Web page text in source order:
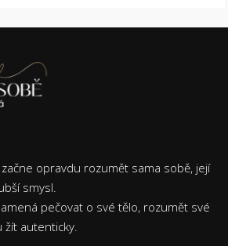
opravdu rozumět sama sobě, její
smysl.
pečovat o své tělo, rozumět své
žít autenticky.